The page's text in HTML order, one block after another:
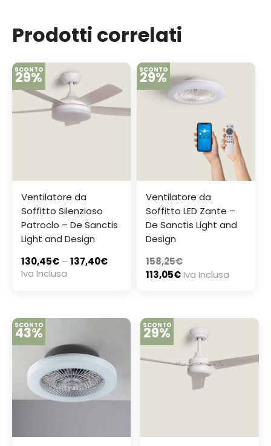
Prodotti correlati
SCONTO
29%
Ventilatore da
Soffitto Silenzioso
Patroclo – De Sanctis
Light and Design
130,45€ – 137,40€
Iva Inclusa
SCONTO
29%
Ventilatore da
Soffitto LED Zante –
De Sanctis Light and
Design
158,25€
113,05€Iva Inclusa
SCONTO
43% SCONTO
29%